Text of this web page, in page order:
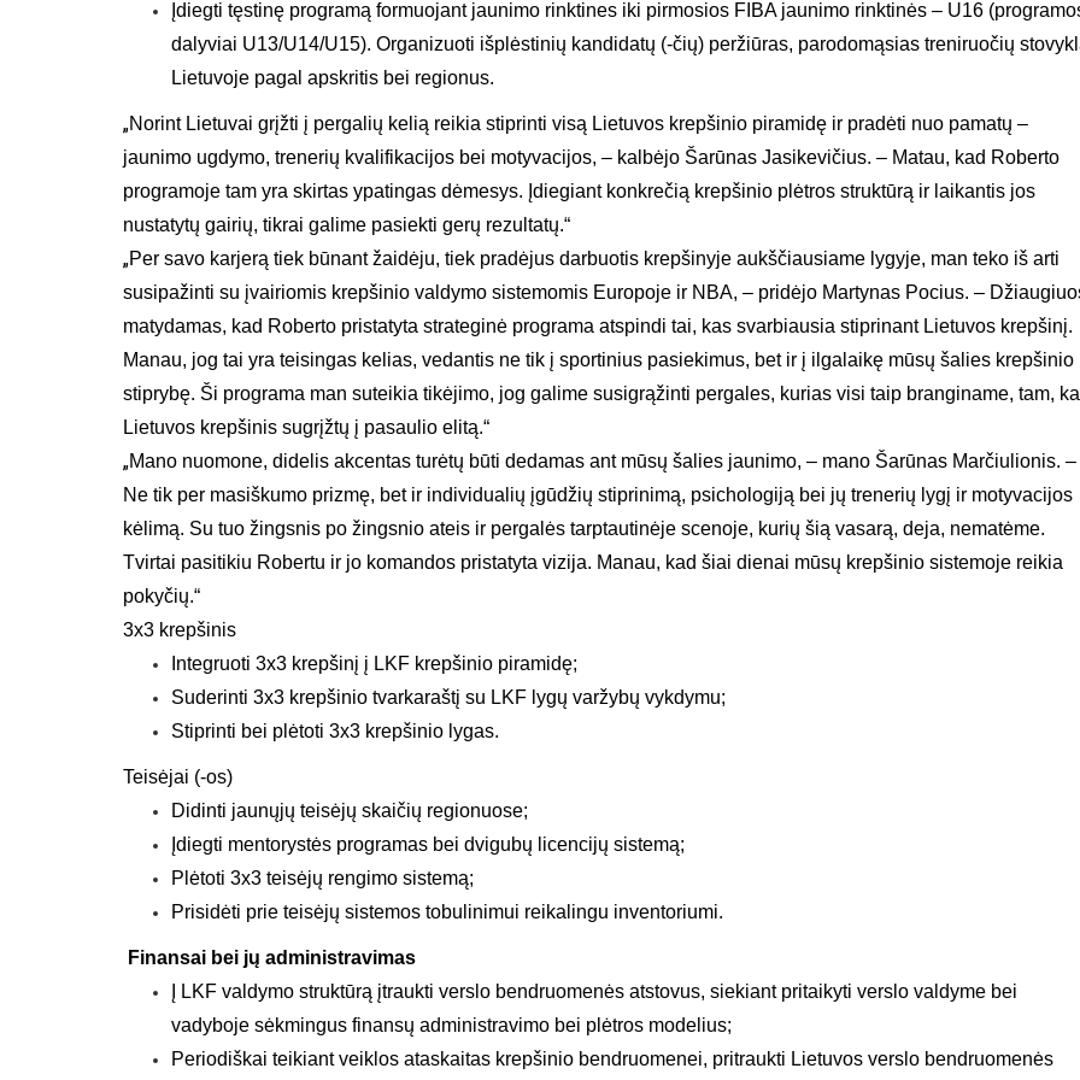
Įdiegti tęstinę programą formuojant jaunimo rinktines iki pirmosios FIBA jaunimo rinktinės – U16
dalyviai U13/U14/U15). Organizuoti išplėstinių kandidatų (-čių) peržiūras, parodomąsias treniruočių
Lietuvoje pagal apskritis bei regionus.
„Norint Lietuvai grįžti į pergalių kelią reikia stiprinti visą Lietuvos krepšinio piramidę ir pradėti nuo pamatų –
jaunimo ugdymo, trenerių kvalifikacijos bei motyvacijos, – kalbėjo Šarūnas Jasikevičius. – Matau, kad Roberto
programoje tam yra skirtas ypatingas dėmesys. Įdiegiant konkrečią krepšinio plėtros struktūrą ir laikantis jos
nustatytų gairių, tikrai galime pasiekti gerų rezultatų.“
„Per savo karjerą tiek būnant žaidėju, tiek pradėjus darbuotis krepšinyje aukščiausiame lygyje, man teko iš arti
susipažinti su įvairiomis krepšinio valdymo sistemomis Europoje ir NBA, – pridėjo Martynas Pocius. –
matydamas, kad Roberto pristatyta strateginė programa atspindi tai, kas svarbiausia stiprinant Lietuvos krepšinį.
Manau, jog tai yra teisingas kelias, vedantis ne tik į sportinius pasiekimus, bet ir į ilgalaikę mūsų šalies krepšinio
stiprybę. Ši programa man suteikia tikėjimo, jog galime susigrąžinti pergales, kurias visi taip branginame, tam,
Lietuvos krepšinis sugrįžtų į pasaulio elitą.“
„Mano nuomone, didelis akcentas turėtų būti dedamas ant mūsų šalies jaunimo, – mano Šarūnas Marčiulionis. –
Ne tik per masiškumo prizmę, bet ir individualių įgūdžių stiprinimą, psichologiją bei jų trenerių lygį ir motyvacijos
kėlimą. Su tuo žingsnis po žingsnio ateis ir pergalės tarptautinėje scenoje, kurių šią vasarą, deja, nematėme.
Tvirtai pasitikiu Robertu ir jo komandos pristatyta vizija. Manau, kad šiai dienai mūsų krepšinio sistemoje reikia
pokyčių.“
3x3 krepšinis
Integruoti 3x3 krepšinį į LKF krepšinio piramidę;
Suderinti 3x3 krepšinio tvarkaraštį su LKF lygų varžybų vykdymu;
Stiprinti bei plėtoti 3x3 krepšinio lygas.
Teisėjai (-os)
Didinti jaunųjų teisėjų skaičių regionuose;
Įdiegti mentorystės programas bei dvigubų licencijų sistemą;
Plėtoti 3x3 teisėjų rengimo sistemą;
Prisidėti prie teisėjų sistemos tobulinimui reikalingu inventoriumi.
Finansai bei jų administravimas
Į LKF valdymo struktūrą įtraukti verslo bendruomenės atstovus, siekiant pritaikyti verslo valdyme bei
vadyboje sėkmingus finansų administravimo bei plėtros modelius;
Periodiškai teikiant veiklos ataskaitas krepšinio bendruomenei, pritraukti Lietuvos verslo bendruomenės